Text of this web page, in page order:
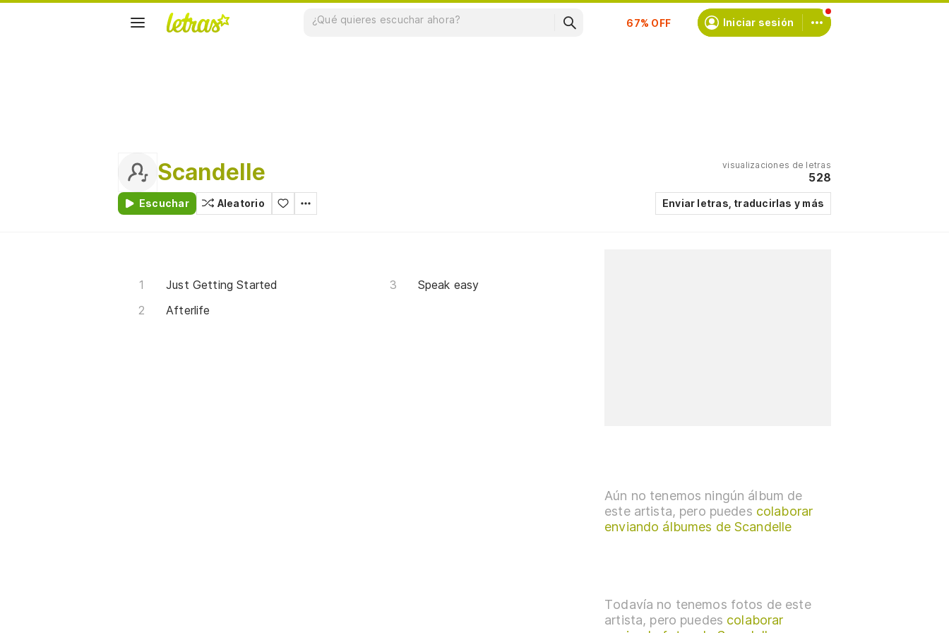
Suscríbete Iniciar sesión
Scandelle
Escuchar Aleatorio
visualizaciones de letras
528
Enviar letras, traducirlas y más
Just Getting Started
Afterlife
Speak easy
Aún no tenemos ningún álbum de
este artista, pero puedes colaborar
enviando álbumes de Scandelle
Todavía no tenemos fotos de este
artista, pero puedes colaborar